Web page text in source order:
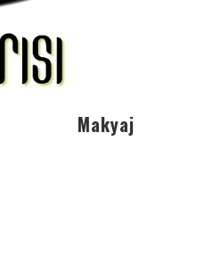
Makyaj